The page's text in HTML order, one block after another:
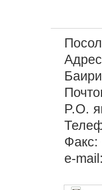
P.O.
Факс:
e-